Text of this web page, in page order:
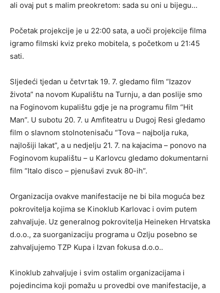
ali ovaj put s malim preokretom: sada su oni u bijegu…
Početak projekcije je u 22:00 sata, a uoči projekcije filma
igramo filmski kviz preko mobitela, s početkom u 21:45
sati.
Sljedeći tjedan u četvrtak 19. 7. gledamo film “Izazov
života” na novom Kupalištu na Turnju, a dan poslije smo
na Foginovom kupalištu gdje je na programu film “Hit
Man”. U subotu 20. 7. u Amfiteatru u Dugoj Resi gledamo
film o slavnom stolnotenisaču “Tova – najbolja ruka,
najlošiji lakat”, a u nedjelju 21. 7. na kajacima – ponovo na
Foginovom kupalištu – u Karlovcu gledamo dokumentarni
film “Italo disco – pjenušavi zvuk 80-ih”.
Organizacija ovakve manifestacije ne bi bila moguća bez
pokrovitelja kojima se Kinoklub Karlovac i ovim putem
zahvaljuje. Uz generalnog pokrovitelja Heineken Hrvatska
d.o.o., za suorganizaciju programa u Ozlju posebno se
zahvaljujemo TZP Kupa i Izvan fokusa d.o.o..
Kinoklub zahvaljuje i svim ostalim organizacijama i
pojedincima koji pomažu u provedbi ove manifestacije, a